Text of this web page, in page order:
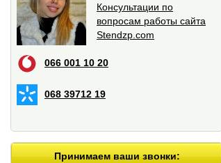
Консультации по
вопросам работы сайта
Stendzp.com
066 001 10 20
068 39712 19
Принимаем ваши звонки: